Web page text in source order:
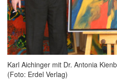
Karl Aichinger mit Dr. Antonia
(Foto: Erdel Verlag)